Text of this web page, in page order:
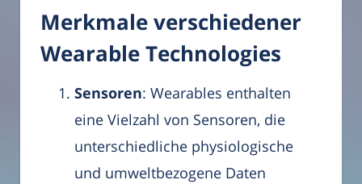
Merkmale verschiedener
Wearable Technologies
Sensoren: Wearables enthalten
eine Vielzahl von Sensoren, die
unterschiedliche physiologische
und umweltbezogene Daten